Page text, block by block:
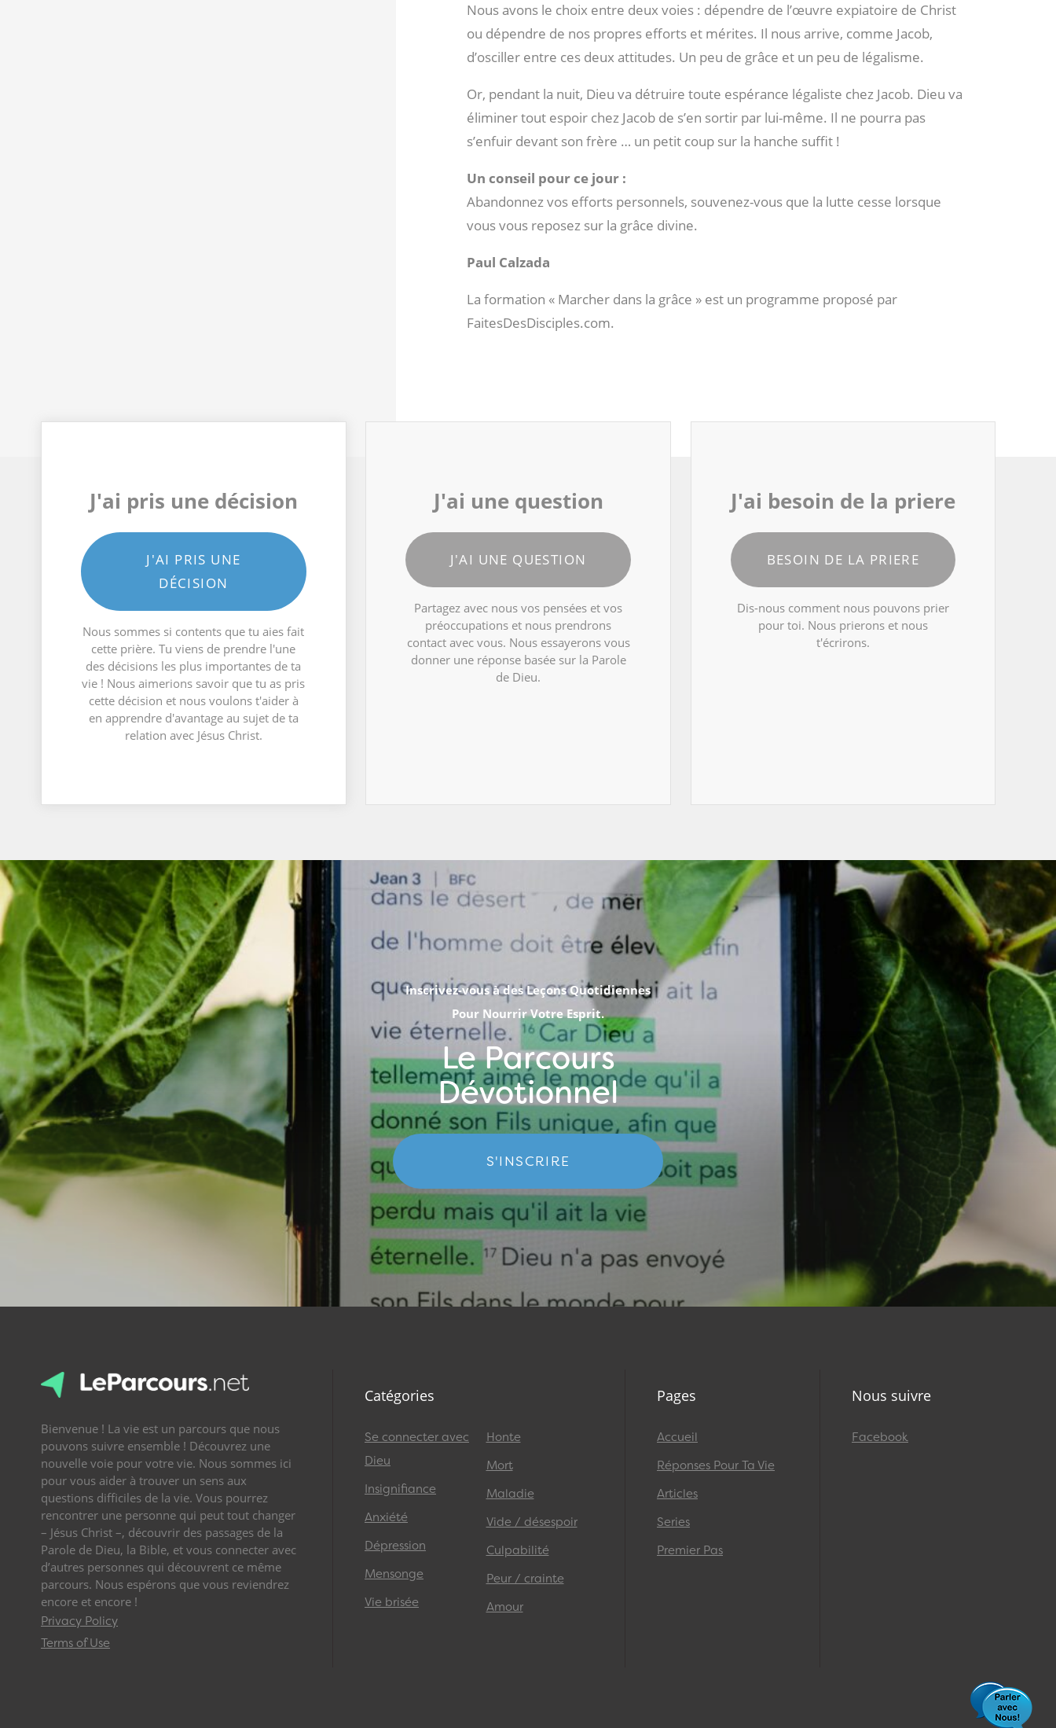
Nous avons le choix entre deux voies : dépendre de l’œuvre expiatoire de Christ
ou dépendre de nos propres efforts et mérites. Il nous arrive, comme Jacob,
d’osciller entre ces deux attitudes. Un peu de grâce et un peu de légalisme.
Or, pendant la nuit, Dieu va détruire toute espérance légaliste chez Jacob. Dieu va
éliminer tout espoir chez Jacob de s’en sortir par lui-même. Il ne pourra pas
s’enfuir devant son frère … un petit coup sur la hanche suffit !
Un conseil pour ce jour :
Abandonnez vos efforts personnels, souvenez-vous que la lutte cesse lorsque
vous vous reposez sur la grâce divine.
Paul Calzada
La formation « Marcher dans la grâce » est un programme proposé par
FaitesDesDisciples.com.
J'ai pris une décision
J'AI PRIS UNE
DÉCISION
Nous sommes si contents que tu aies fait
cette prière. Tu viens de prendre l'une
des décisions les plus importantes de ta
vie ! Nous aimerions savoir que tu as pris
cette décision et nous voulons t'aider à
en apprendre d'avantage au sujet de ta
relation avec Jésus Christ.
J'ai une question
J'AI UNE QUESTION
Partagez avec nous vos pensées et vos
préoccupations et nous prendrons
contact avec vous. Nous essayerons vous
donner une réponse basée sur la Parole
de Dieu.
J'ai besoin de la priere
BESOIN DE LA PRIERE
Dis-nous comment nous pouvons prier
pour toi. Nous prierons et nous
t'écrirons.
Inscrivez-vous à des Leçons Quotidiennes
Pour Nourrir Votre Esprit.
Le Parcours
Dévotionnel
S'INSCRIRE
Bienvenue ! La vie est un parcours que nous
pouvons suivre ensemble ! Découvrez une
nouvelle voie pour votre vie. Nous sommes ici
pour vous aider à trouver un sens aux
questions difficiles de la vie. Vous pourrez
rencontrer une personne qui peut tout changer
– Jésus Christ –, découvrir des passages de la
Parole de Dieu, la Bible, et vous connecter avec
d’autres personnes qui découvrent ce même
parcours. Nous espérons que vous reviendrez
encore et encore !
Privacy Policy
Terms of Use
Catégories
Se connecter avec
Dieu
Insignifiance
Anxiété
Dépression
Mensonge
Vie brisée
Honte
Mort
Maladie
Vide / désespoir
Culpabilité
Peur / crainte
Amour
Pages
Accueil
Réponses Pour Ta Vie
Articles
Series
Premier Pas
Nous suivre
Facebook